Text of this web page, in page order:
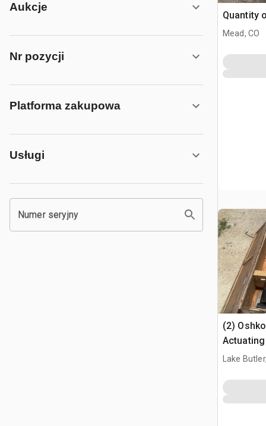
Aukcje
Nr pozycji
Platforma zakupowa
Usługi
Numer seryjny
Quantity
Mead, CO
(2)
Lake